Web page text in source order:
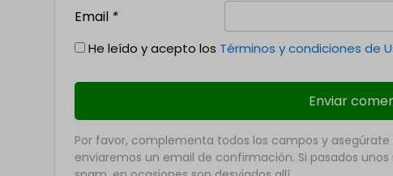
Email *
He leído y acepto los Términos y condiciones de
Por favor, complementa todos los campos y
enviaremos un email de confirmación. Si pasados